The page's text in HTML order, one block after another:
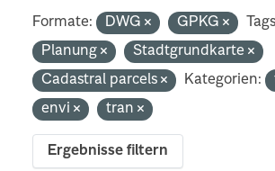
Formate: DWG GPKG
Planung
Stadtgrundkarte
Cadastral parcels
Kategorien:
envi
tran
Ergebnisse filtern